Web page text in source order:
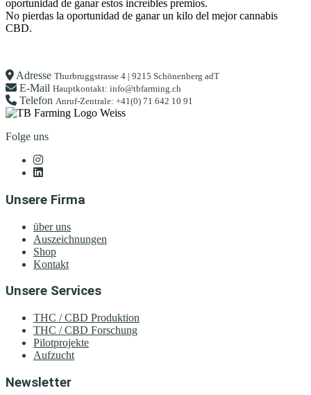
oportunidad de ganar estos increíbles premios.
No pierdas la oportunidad de ganar un kilo del mejor cannabis
CBD.
Adresse Thurbruggstrasse 4 | 9215 Schönenberg adT
E-Mail Hauptkontakt: info@tbfarming.ch
Telefon Anruf-Zentrale: +41(0) 71 642 10 91
Folge uns
Unsere Firma
über uns
Auszeichnungen
Shop
Kontakt
Unsere Services
THC / CBD Produktion
THC / CBD Forschung
Pilotprojekte
Aufzucht
Newsletter